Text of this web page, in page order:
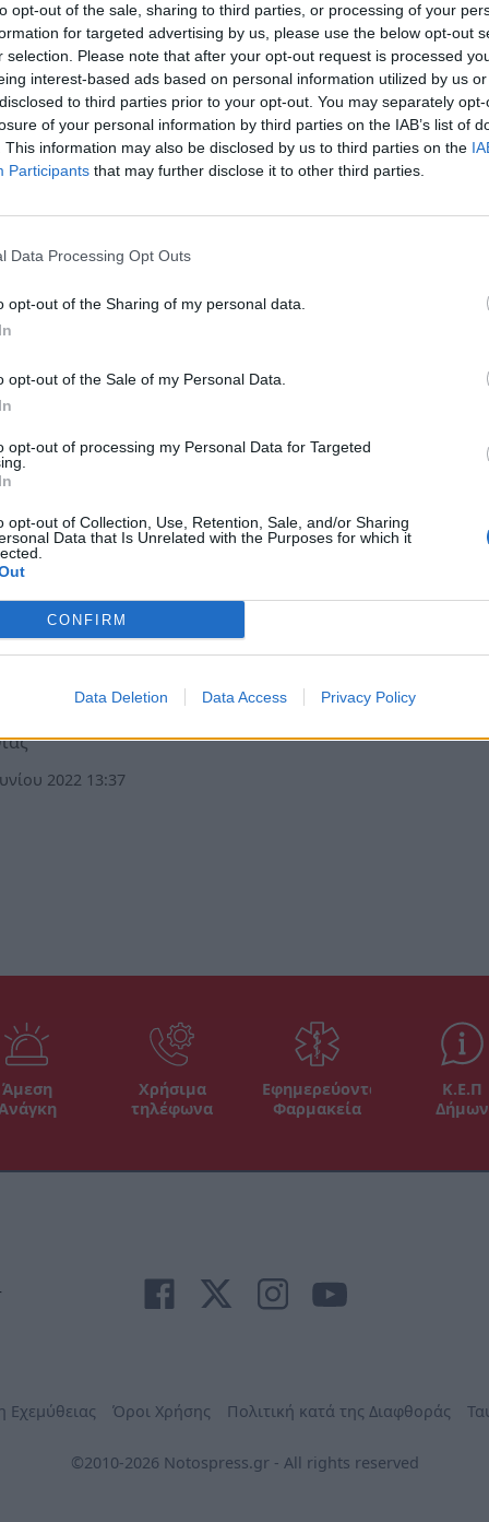
opt-out of the sale, sharing to third parties, or processing of your
for targeted advertising by us, please use the below opt-out
selection. Please note that after your opt-out request is processed
interest-based ads based on personal information utilized by us
to third parties prior to your opt-out. You may separately
of your personal information by third parties on the IAB’s list of
This information may also be disclosed by us to third parties on the
Participants that may further disclose it to other third parties.
Data Processing Opt Outs
opt-out of the Sharing of my personal data.
opt-out of the Sale of my Personal Data.
opt-out of processing my Personal Data for Targeted
opt-out of Collection, Use, Retention, Sale, and/or Sharing
Data that Is Unrelated with the Purposes for which it
CONFIRM
Data Deletion Data Access Privacy Policy
ευρώ στο διαστημικό κόμβο της
Στην Κορινθία ο μεγαλύτερος διαστημικός κόμβος στην
Ευρώπη
2023 20:19
κόμβο της Ευρώπης
συμμετέχει στο μέλλον μαζί με τους ισχυρούς
Ο Δρ. Σπύρος Βασιλάκος μιλά για το όραμα που
και τους συνεργάτες του.
2022 08:54
Νεκρός 87χρονος που καταπλακώθηκε
2022 13:37
Άμεση
Χρήσιμα
τηλέφωνα
Εφημερεύοντα
Φαρμακεία
Κ.Ε.Π
Δήμων
Εχεμύθειας Όροι Χρήσης Πολιτική κατά της Διαφθοράς
©2010-2026 Notospress.gr - All rights reserved